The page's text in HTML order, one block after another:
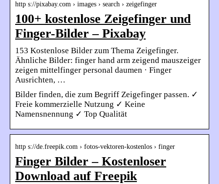
http s://pixabay.com › images › search › zeigefinger
100+ kostenlose Zeigefinger und
Finger-Bilder – Pixabay
153 Kostenlose Bilder zum Thema Zeigefinger.
Ähnliche Bilder: finger hand arm zeigend mauszeiger
zeigen mittelfinger personal daumen · Finger
Ausrichten, …
Bilder finden, die zum Begriff Zeigefinger passen. ✓
Freie kommerzielle Nutzung ✓ Keine
Namensnennung ✓ Top Qualität
http s://de.freepik.com › fotos-vektoren-kostenlos › finger
Finger Bilder – Kostenloser
Download auf Freepik